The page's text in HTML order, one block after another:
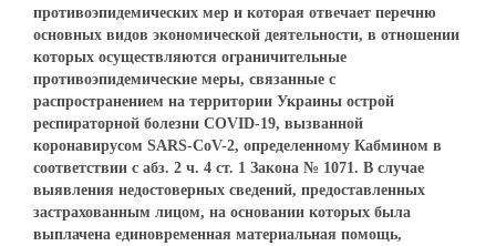
противоэпидемических мер и которая отвечает перечню
основных видов экономической деятельности, в отношении
которых осуществляются ограничительные
противоэпидемические меры, связанные с
распространением на территории Украины острой
респираторной болезни COVID-19, вызванной
коронавирусом SARS-CoV-2, определенному Кабмином в
соответствии с абз. 2 ч. 4 ст. 1 Закона № 1071. В случае
выявления недостоверных сведений, предоставленных
застрахованным лицом, на основании которых была
выплачена единовременная материальная помощь,